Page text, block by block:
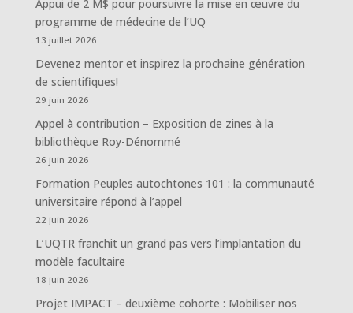
Appui de 2 M$ pour poursuivre la mise en œuvre du
programme de médecine de l’UQ
13 juillet 2026
Devenez mentor et inspirez la prochaine génération
de scientifiques!
29 juin 2026
Appel à contribution – Exposition de zines à la
bibliothèque Roy-Dénommé
26 juin 2026
Formation Peuples autochtones 101 : la communauté
universitaire répond à l’appel
22 juin 2026
L’UQTR franchit un grand pas vers l’implantation du
modèle facultaire
18 juin 2026
Projet IMPACT – deuxième cohorte : Mobiliser nos